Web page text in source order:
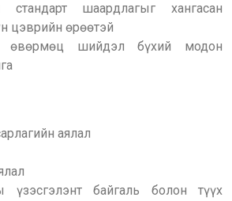
шаардлагыг хангасан
цэврийн өрөөтэй
өвөрмөц шийдэл бүхий модон
аялал
үзэсгэлэнт байгаль болон түүх